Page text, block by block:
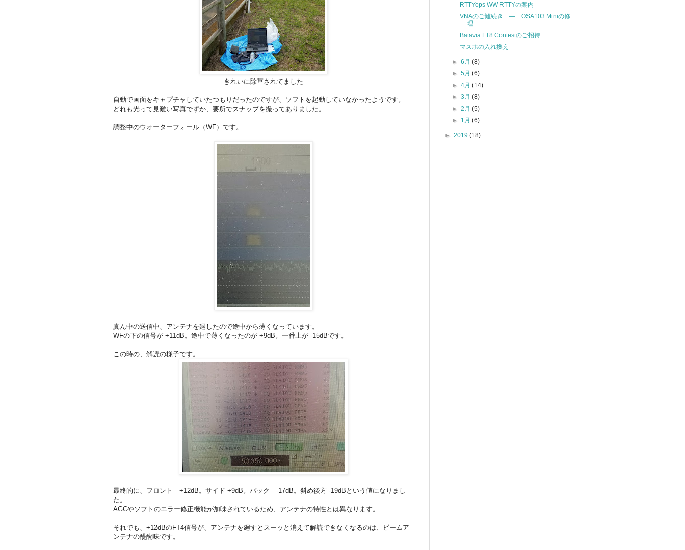
きれいに除草されてました
自動で画面をキャプチャしていたつもりだったのですが、ソフトを起動していなかったようです。
どれも光って見難い写真でずか、要所でスナップを撮ってありました。
調整中のウオーターフォール（WF）です。
真ん中の送信中、アンテナを廻したので途中から薄くなっています。
WFの下の信号が +11dB。途中で薄くなったのが +9dB。一番上が -15dBです。
この時の、解読の様子です。
最終的に、フロント +12dB。サイド +9dB。バック -17dB。斜め後方 -19dBという値になりまし
た。
AGCやソフトのエラー修正機能が加味されているため、アンテナの特性とは異なります。
それでも、+12dBのFT4信号が、アンテナを廻すとスーッと消えて解読できなくなるのは、ビームア
ンテナの醍醐味です。
RTTYops WW RTTYの案内
VNAのご難続き ― OSA103 Miniの修
理
Batavia FT8 Contestのご招待
マスホの入れ換え
►6月(8)
►5月(6)
►4月(14)
►3月(8)
►2月(5)
► 1月(6)
► 2019 (18)